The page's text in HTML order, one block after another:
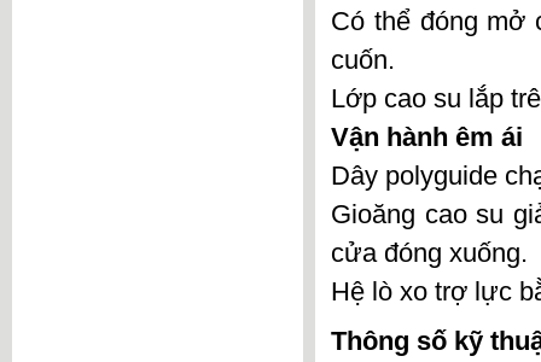
Có thể đóng mở
cuốn.
Lớp cao su lắp
Vận hành êm ái
Dây polyguide
Gioăng cao su
cửa đóng xuống.
Hệ lò xo trợ lực
Thông số kỹ